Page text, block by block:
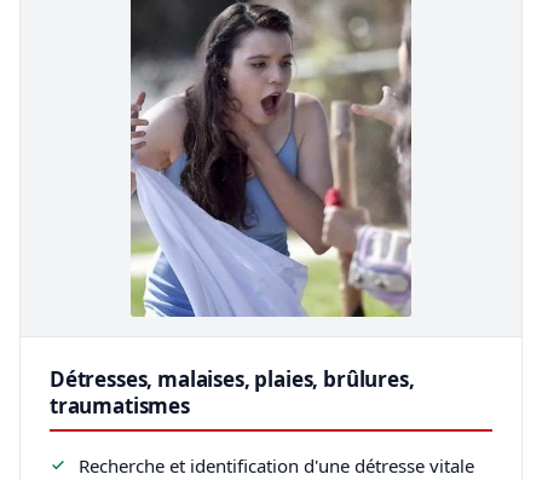
Détresses, malaises, plaies, brûlures,
traumatismes
Recherche et identification d'une détresse vitale